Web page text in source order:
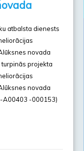
atbalsta dienests
novada
projekta
novada
A00403 -000153)